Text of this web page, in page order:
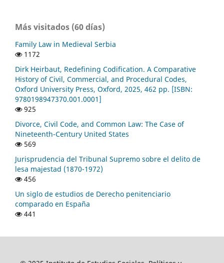
Más visitados (60 días)
Family Law in Medieval Serbia
1172
Dirk Heirbaut, Redefining Codification. A Comparative
History of Civil, Commercial, and Procedural Codes,
Oxford University Press, Oxford, 2025, 462 pp. [ISBN:
9780198947370.001.0001]
925
Divorce, Civil Code, and Common Law: The Case of
Nineteenth-Century United States
569
Jurisprudencia del Tribunal Supremo sobre el delito de
lesa majestad (1870-1972)
456
Un siglo de estudios de Derecho penitenciario
comparado en España
441